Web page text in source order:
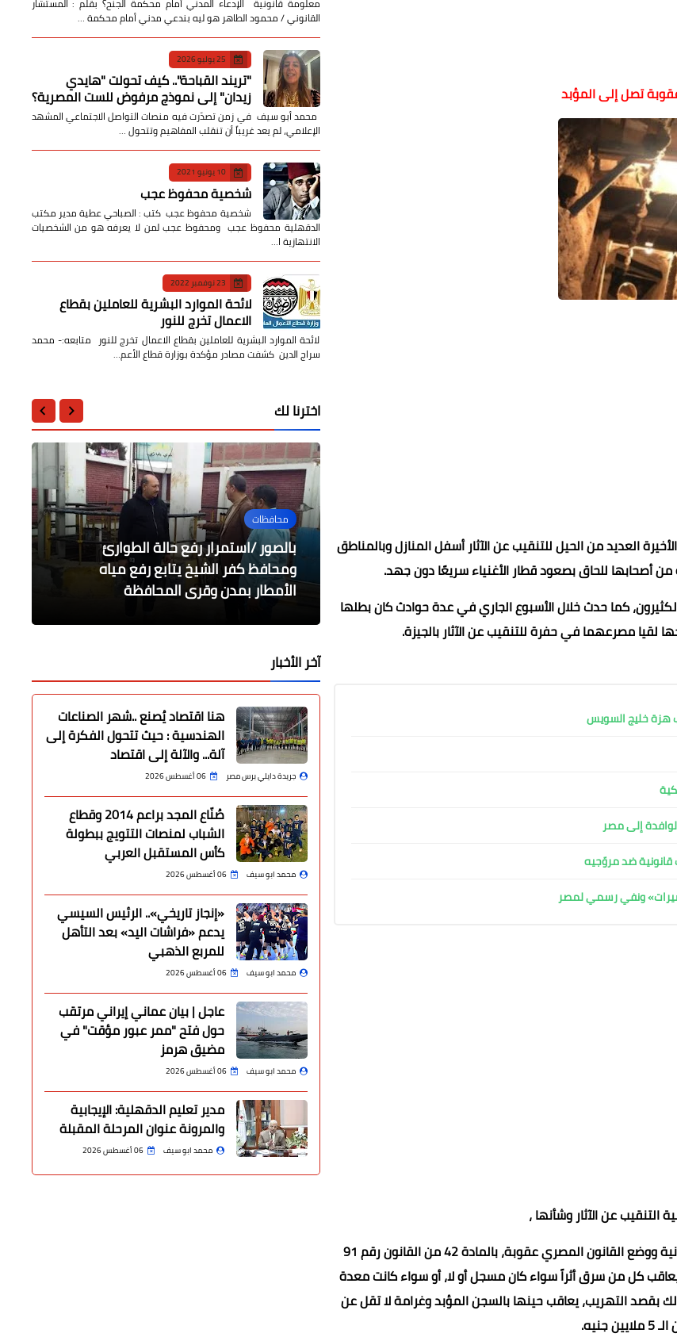
تصل إلى المؤبد
العديد من الحيل للتنقيب عن الآثار أسفل المنازل وبالمناطق
من أصحابها للحاق بصعود قطار الأغنياء سريعًا دون جهد.
كما حدث خلال الأسبوع الجاري في عدة حوادث كان بطلها
لقيا مصرعهما في حفرة للتنقيب عن الآثار بالجيزة.
هزة خليج السويس
إلى مصر
قانونية ضد مروّجيه
ونفي رسمي لمصر
عن الآثار وشأنها ،
فالتنقيب والإتجار غير المشروع في الآثار يعد جريمة من الناحية القانونية ووضع القانون المصري عقوبة، بالمادة 42 من القانون رقم 91
لقانون حماية الآثار رقم 117 لسنة 1983 إلى أنه يعاقب كل من سرق أثراً سواء كان مسجل أو لا، أو سواء كانت معدة
بقصد التهريب، يعاقب حينها بالسجن المؤبد وغرامة لا تقل عن
جنيه.
القانوني / محمود الطاهر هو ليه بندعي مدني أمام محكمة …
25 يوليو 2026
​"تريند القباحة".. كيف تحولت "هايدي
زيدان" إلى نموذج مرفوض للست المصرية؟
​ محمد أبو سيف ​في زمن تصدّرت فيه منصات التواصل الاجتماعي المشهد
الإعلامي، لم يعد غريباً أن تنقلب المفاهيم وتتحول …
10 يونيو 2021
شخصية محفوظ عجب
شخصية محفوظ عجب كتب : الصباحي عطية مدير مكتب
الدقهلية محفوظ عجب ومحفوظ عجب لمن لا يعرفه هو من الشخصيات
الانتهازية ا…
23 نوفمبر 2022
لائحة الموارد البشرية للعاملين بقطاع
الاعمال تخرج للنور
لائحة الموارد البشرية للعاملين بقطاع الاعمال تخرج للنور متابعه:- محمد
سراج الدين كشفت مصادر مؤكدة بوزارة قطاع الأعم…
اخترنا لك
محافظات
بالصور /استمرار رفع حالة الطوارئ
ومحافظ كفر الشيخ يتابع رفع مياه
الأمطار بمدن وقرى المحافظة
أخبار مصر
5 ديسمبر بدء تسليم دفعة جديدة من
وحدات "سكن مصر" بالتجمع الثالث
بالقاهرة الجديدة
محافظات
رحمي يتابع استعداد الوحدات المحلية
لسقوط الأمطار
الرياضة
قطار البرنامج التأهيلي للنشء "تيك ...تك
" يصل الي محطته الــ9 في البحيرة .
محافظات
الهجان يعقد اجتماعا لدراسة إنشاء محطة
صرف صحي عام بمنطقة الشروق
الصناعية بمدينة الخانكة
آخر الأخبار
هنا اقتصاد يُصنع ..شهر الصناعات
الهندسية : حيث تتحول الفكرة إلى
آلة... والآلة إلى اقتصاد
جريدة دايلي برس مصر 06 أغسطس 2026
صُنّاع المجد براعم 2014 وقطاع
الشباب لمنصات التتويج ببطولة
كأس المستقبل العربي
محمد ابو سيف 06 أغسطس 2026
«إنجاز تاريخي».. الرئيس السيسي
يدعم «فراشات اليد» بعد التأهل
للمربع الذهبي
محمد ابو سيف 06 أغسطس 2026
عاجل | بيان عماني إيراني مرتقب
حول فتح "ممر عبور مؤقت" في
مضيق هرمز
محمد ابو سيف 06 أغسطس 2026
مدير تعليم الدقهلية: الإيجابية
والمرونة عنوان المرحلة المقبلة
محمد ابو سيف 06 أغسطس 2026